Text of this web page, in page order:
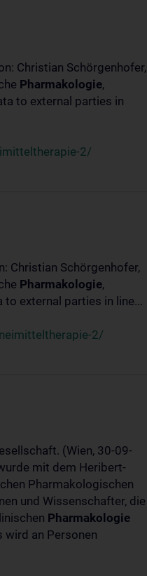
Christian Schörgenhofer,
Pharmakologie,
to external parties in
2/
Christian Schörgenhofer,
Pharmakologie,
external parties in line...
2/
(Wien, 30-09-
mit dem Heribert-
Pharmakologischen
und Wissenschafter, die
Pharmakologie
wird an Personen